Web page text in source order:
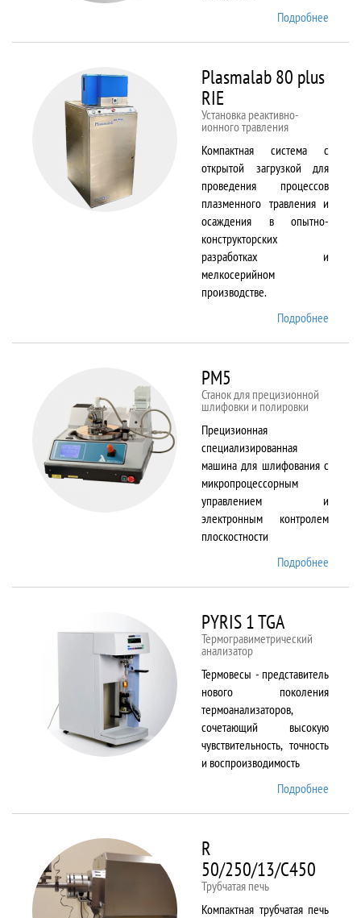
Подробнее
Plasmalab 80 plus
RIE
Установка реактивно-
ионного травления
Компактная система с
открытой загрузкой для
проведения процессов
плазменного травления и
осаждения в опытно-
конструкторских
разработках и
мелкосерийном
производстве.
Подробнее
PM5
Станок для прецизионной
шлифовки и полировки
Прецизионная
специализированная
машина для шлифования с
микропроцессорным
управлением и
электронным контролем
плоскостности
Подробнее
PYRIS 1 TGA
Термогравиметрический
анализатор
Термовесы - представитель
нового поколения
термоанализаторов,
сочетающий высокую
чувствительность, точность
и воспроизводимость
Подробнее
R
50/250/13/C450
Трубчатая печь
Компактная трубчатая печь